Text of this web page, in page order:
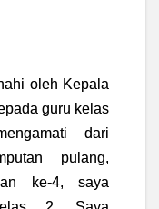
oleh Kepala
guru kelas
dari
pulang,
ke-4, saya